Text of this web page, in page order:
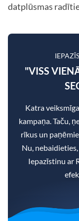
datplūsmas
"VISS
Katra
kampaņa. Taču,
rīkus un
Nu,
Iepazīstinu ar